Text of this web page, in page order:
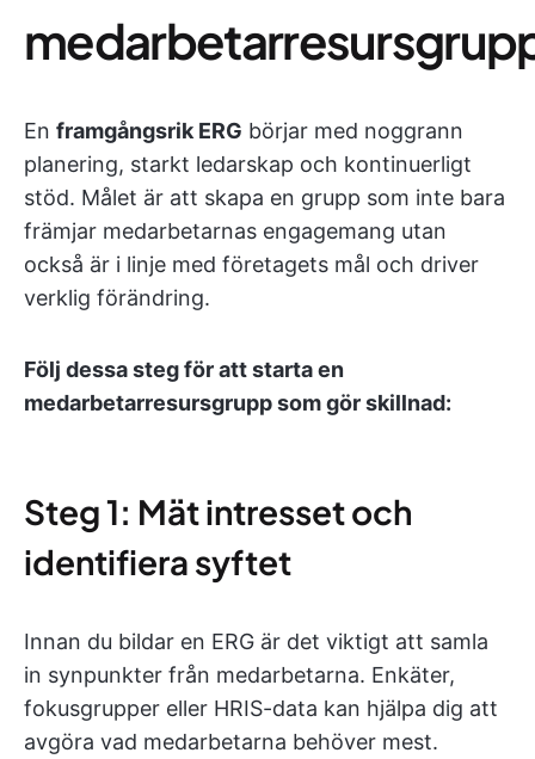
En framgångsrik ERG börjar med noggrann
planering, starkt ledarskap och kontinuerligt
stöd. Målet är att skapa en grupp som inte bara
främjar medarbetarnas engagemang utan
också är i linje med företagets mål och driver
verklig förändring.
Följ dessa steg för att starta en
medarbetarresursgrupp som gör skillnad:
Steg 1: Mät intresset och
identifiera syftet
Innan du bildar en ERG är det viktigt att samla
in synpunkter från medarbetarna. Enkäter,
fokusgrupper eller HRIS-data kan hjälpa dig att
avgöra vad medarbetarna behöver mest.